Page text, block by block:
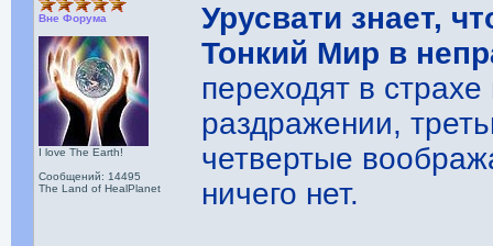
Вне Форума
I love The Earth!
Сообщений: 14495
The Land of HealPlanet
Урусвати знает,
Тонкий Мир в
переходят в
раздражении,
четвертые
ничего нет.